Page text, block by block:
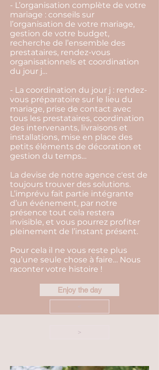
- L’organisation complète de votre
mariage : conseils sur
l’organisation de votre mariage,
gestion de votre budget,
recherche de l’ensemble des
prestataires, rendez-vous
organisationnels et coordination
du jour j…
- La coordination du jour j : rendez-
vous préparatoire sur le lieu du
mariage, prise de contact avec
tous les prestataires, coordination
des intervenants, livraisons et
installations, mise en place des
petits éléments de décoration et
gestion du temps…
La devise de notre agence c'est de
toujours trouver des solutions.
L’imprévu fait partie intégrante
d’un événement, par notre
présence tout cela restera
invisible, et vous pourrez profiter
pleinement de l’instant présent.
Pour cela il ne vous reste plus
qu’une seule chose à faire… Nous
raconter votre histoire !
Enjoy the day
>